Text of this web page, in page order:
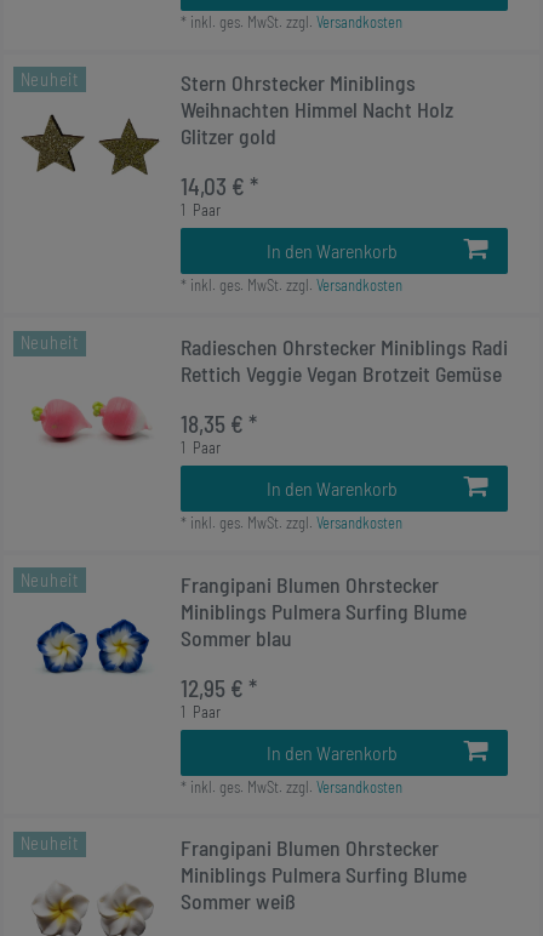
* inkl. ges. MwSt. zzgl. Versandkosten
Neuheit
Stern Ohrstecker Miniblings
Weihnachten Himmel Nacht Holz
Glitzer gold
14,03 € *
1 Paar
In den Warenkorb
* inkl. ges. MwSt. zzgl. Versandkosten
Neuheit
Radieschen Ohrstecker Miniblings Radi
Rettich Veggie Vegan Brotzeit Gemüse
18,35 € *
1 Paar
In den Warenkorb
* inkl. ges. MwSt. zzgl. Versandkosten
Neuheit
Frangipani Blumen Ohrstecker
Miniblings Pulmera Surfing Blume
Sommer blau
12,95 € *
1 Paar
In den Warenkorb
* inkl. ges. MwSt. zzgl. Versandkosten
Neuheit
Frangipani Blumen Ohrstecker
Miniblings Pulmera Surfing Blume
Sommer weiß